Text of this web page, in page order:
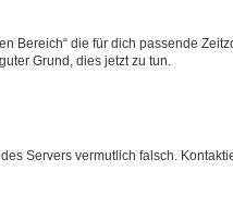
Bereich“ die für dich passende
Grund, dies jetzt zu tun.
Servers vermutlich falsch.